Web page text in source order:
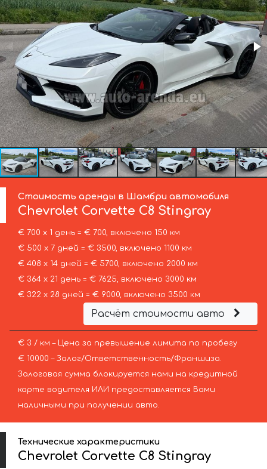
Стоимость аренды в Шамбри автомобиля
Chevrolet Corvette C8 Stingray
€ 700 х 1 день = € 700, включено 150 км
€ 500 х 7 дней = € 3500, включено 1100 км
€ 408 х 14 дней = € 5700, включено 2000 км
€ 364 х 21 день = € 7625, включено 3000 км
€ 322 х 28 дней = € 9000, включено 3500 км
Расчёт стоимости авто
€ 3 / км – Цена за превышение лимита по пробегу
€ 10000 – Залог/Ответственность/Франшиза.
Залоговая сумма блокируется нами на кредитной
карте водителя ИЛИ предоставляется Вами
наличными при получении авто.
Технические характеристики
Chevrolet Corvette C8 Stingray